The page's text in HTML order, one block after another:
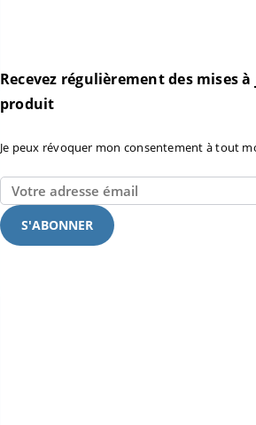
Recevez régulièrement des mises
produit
Je peux révoquer mon consentement à tout